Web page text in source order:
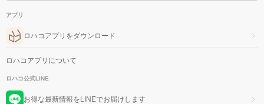
アプリ
ロハコアプリをダウンロード
ロハコアプリについて
ロハコ公式LINE
お得な最新情報をLINEでお届けします